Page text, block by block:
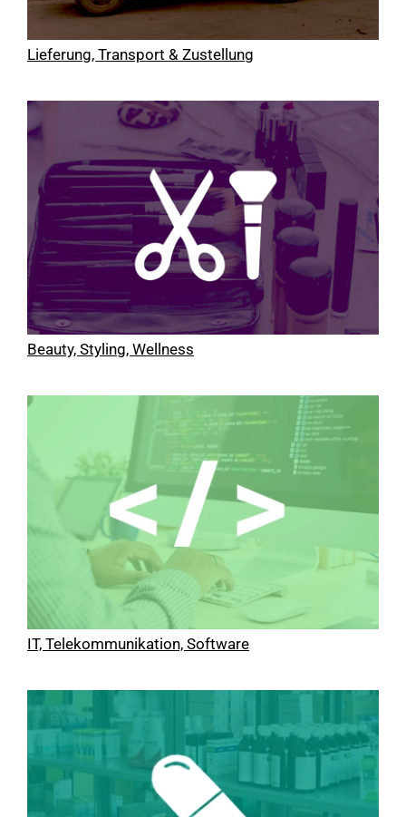
Lieferung, Transport & Zustellung
Beauty, Styling, Wellness
IT, Telekommunikation, Software